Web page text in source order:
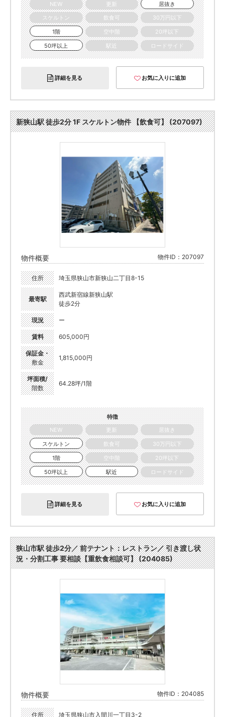
NEW
更新
居抜き
スケルトン
飲食可
30万円以下
1階
空中階
20坪以下
50坪以上
駅近 ロードサイド
詳細を見る お気に入りに追加
新狭山駅 徒歩2分 1F スケルトン物件 【飲食可】 (207097)
物件概要 物件ID：207097
住所 埼玉県狭山市新狭山二丁目8-15
最寄駅
西武新宿線新狭山駅
徒歩2分
現況 ー
賃料 605,000円
保証金・
敷金
1,815,000円
坪面積/
階数
64.28坪/1階
特徴
NEW
更新
居抜き
スケルトン
飲食可
30万円以下
1階
空中階
20坪以下
50坪以上
駅近 ロードサイド
詳細を見る お気に入りに追加
狭山市駅 徒歩2分／ 前テナント：レストラン／ 引き渡し状
況・分割工事 要相談【重飲食相談可】 (204085)
物件概要 物件ID：204085
住所 埼玉県狭山市入間川一丁目3-2